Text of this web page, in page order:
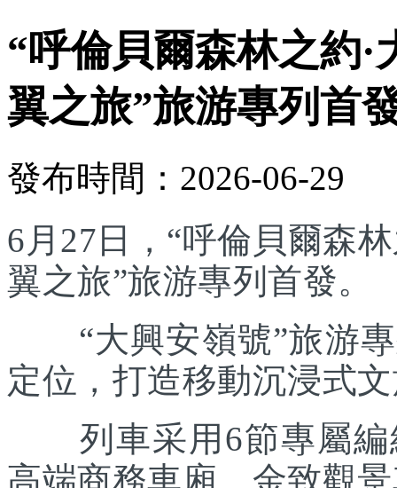
“呼倫貝爾森林之約·
翼之旅”旅游專列首
發布時間：2026-06-29
6月27日，“呼倫貝爾森
翼之旅”旅游專列首發。
“大興安嶺號”旅游專
定位，打造移動沉浸式
列車采用6節專屬編
高端商務車廂、金致觀